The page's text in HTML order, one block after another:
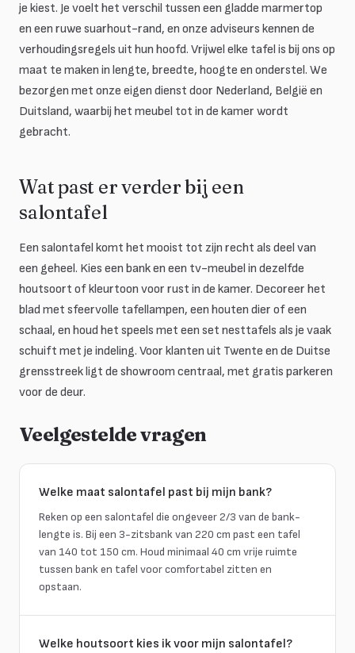
je kiest. Je voelt het verschil tussen een gladde marmertop
en een ruwe suarhout-rand, en onze adviseurs kennen de
verhoudingsregels uit hun hoofd. Vrijwel elke tafel is bij ons op
maat te maken in lengte, breedte, hoogte en onderstel. We
bezorgen met onze eigen dienst door Nederland, België en
Duitsland, waarbij het meubel tot in de kamer wordt
gebracht.
Wat past er verder bij een
salontafel
Een salontafel komt het mooist tot zijn recht als deel van
een geheel. Kies een bank en een tv-meubel in dezelfde
houtsoort of kleurtoon voor rust in de kamer. Decoreer het
blad met sfeervolle tafellampen, een houten dier of een
schaal, en houd het speels met een set nesttafels als je vaak
schuift met je indeling. Voor klanten uit Twente en de Duitse
grensstreek ligt de showroom centraal, met gratis parkeren
voor de deur.
Veelgestelde vragen
Welke maat salontafel past bij mijn bank?
Reken op een salontafel die ongeveer 2/3 van de bank-
lengte is. Bij een 3-zitsbank van 220 cm past een tafel
van 140 tot 150 cm. Houd minimaal 40 cm vrije ruimte
tussen bank en tafel voor comfortabel zitten en
opstaan.
Welke houtsoort kies ik voor mijn salontafel?